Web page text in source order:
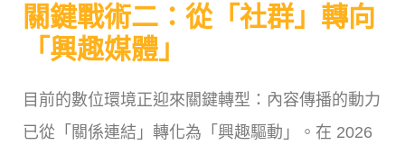
關鍵戰術二：從「社群」轉向
「興趣媒體」
目前的數位環境正迎來關鍵轉型：內容傳播的動力
已從「關係連結」轉化為「興趣驅動」。在 2026